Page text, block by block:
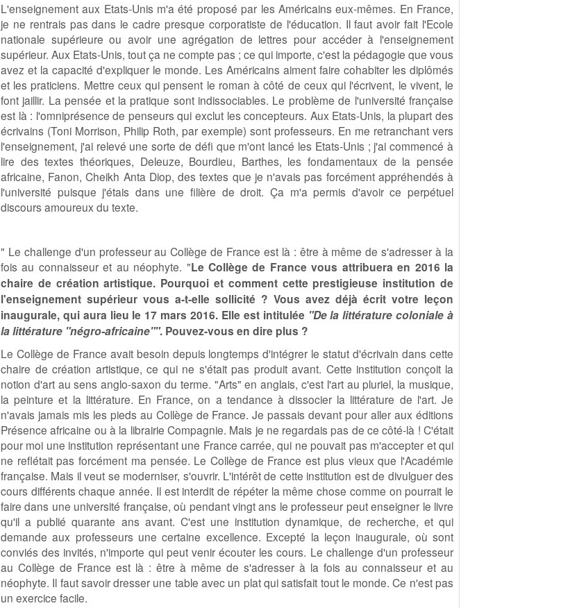
L'enseignement aux Etats-Unis m'a été proposé par les Américains eux-mêmes. En France,
je ne rentrais pas dans le cadre presque corporatiste de l'éducation. Il faut avoir fait l'Ecole
nationale supérieure ou avoir une agrégation de lettres pour accéder à l'enseignement
supérieur. Aux Etats-Unis, tout ça ne compte pas ; ce qui importe, c'est la pédagogie que vous
avez et la capacité d'expliquer le monde. Les Américains aiment faire cohabiter les diplômés
et les praticiens. Mettre ceux qui pensent le roman à côté de ceux qui l'écrivent, le vivent, le
font jaillir. La pensée et la pratique sont indissociables. Le problème de l'université française
est là : l'omniprésence de penseurs qui exclut les concepteurs. Aux Etats-Unis, la plupart des
écrivains (Toni Morrison, Philip Roth, par exemple) sont professeurs. En me retranchant vers
l'enseignement, j'ai relevé une sorte de défi que m'ont lancé les Etats-Unis ; j'ai commencé à
lire des textes théoriques, Deleuze, Bourdieu, Barthes, les fondamentaux de la pensée
africaine, Fanon, Cheikh Anta Diop, des textes que je n'avais pas forcément appréhendés à
l'université puisque j'étais dans une filière de droit. Ça m'a permis d'avoir ce perpétuel
discours amoureux du texte.
" Le challenge d'un professeur au Collège de France est là : être à même de s'adresser à la
fois au connaisseur et au néophyte. "Le Collège de France vous attribuera en 2016 la
chaire de création artistique. Pourquoi et comment cette prestigieuse institution de
l'enseignement supérieur vous a-t-elle sollicité ? Vous avez déjà écrit votre leçon
inaugurale, qui aura lieu le 17 mars 2016. Elle est intitulée "De la littérature coloniale à
la littérature "négro-africaine"". Pouvez-vous en dire plus ?
Le Collège de France avait besoin depuis longtemps d'intégrer le statut d'écrivain dans cette
chaire de création artistique, ce qui ne s'était pas produit avant. Cette institution conçoit la
notion d'art au sens anglo-saxon du terme. "Arts" en anglais, c'est l'art au pluriel, la musique,
la peinture et la littérature. En France, on a tendance à dissocier la littérature de l'art. Je
n'avais jamais mis les pieds au Collège de France. Je passais devant pour aller aux éditions
Présence africaine ou à la librairie Compagnie. Mais je ne regardais pas de ce côté-là ! C'était
pour moi une institution représentant une France carrée, qui ne pouvait pas m'accepter et qui
ne reflétait pas forcément ma pensée. Le Collège de France est plus vieux que l'Académie
française. Mais il veut se moderniser, s'ouvrir. L'intérêt de cette institution est de divulguer des
cours différents chaque année. Il est interdit de répéter la même chose comme on pourrait le
faire dans une université française, où pendant vingt ans le professeur peut enseigner le livre
qu'il a publié quarante ans avant. C'est une institution dynamique, de recherche, et qui
demande aux professeurs une certaine excellence. Excepté la leçon inaugurale, où sont
conviés des invités, n'importe qui peut venir écouter les cours. Le challenge d'un professeur
au Collège de France est là : être à même de s'adresser à la fois au connaisseur et au
néophyte. Il faut savoir dresser une table avec un plat qui satisfait tout le monde. Ce n'est pas
un exercice facile.